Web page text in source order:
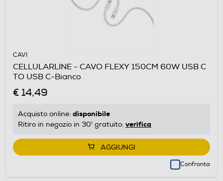
CAVI
CELLULARLINE - CAVO FLEXY 150CM 60W USB C
TO USB C-Bianco
€ 14,49
Acquisto online: disponibile
Ritiro in negozio in 30' gratuito: verifica
AGGIUNGI
Confronta